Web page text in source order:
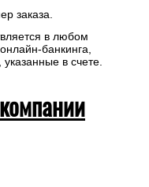
заказа.
в любом
банкинга,
в счете.